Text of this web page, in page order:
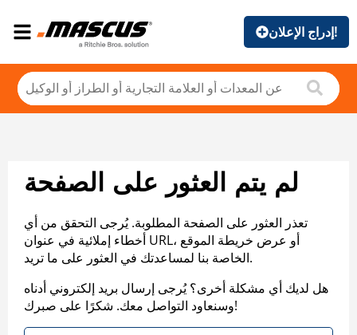
إدراج الإعلان!
لم يتم العثور على الصفحة
تعذر العثور على الصفحة المطلوبة. يُرجى التحقق من أي
أخطاء إملائية في عنوان URL، أو عرض خريطة الموقع
الخاصة بنا لمساعدتك في العثور على ما تريد.
هل لديك أي مشكلة أخرى؟ يُرجى إرسال بريد إلكتروني أدناه
وسنعاود التواصل معك. شكرًا على صبرك!